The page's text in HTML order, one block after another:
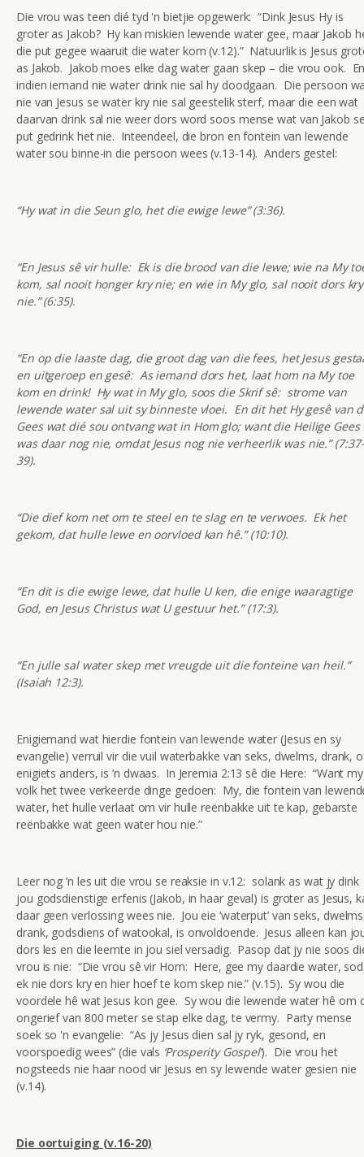
Die vrou was teen dié tyd 'n bietjie opgewerk: “Dink Jesus Hy is
groter as Jakob? Hy kan miskien lewende water gee, maar Jakob
die put gegee waaruit die water kom (v.12).” Natuurlik is Jesus
as Jakob. Jakob moes elke dag water gaan skep – die vrou ook.
indien iemand nie water drink nie sal hy doodgaan. Die persoon
nie van Jesus se water kry nie sal geestelik sterf, maar die een wat
daarvan drink sal nie weer dors word soos mense wat van Jakob
put gedrink het nie. Inteendeel, die bron en fontein van lewende
water sou binne-in die persoon wees (v.13-14). Anders gestel:
“Hy wat in die Seun glo, het die ewige lewe” (3:36).
“En Jesus sê vir hulle: Ek is die brood van die lewe; wie na My
kom, sal nooit honger kry nie; en wie in My glo, sal nooit dors kry
nie.” (6:35).
“En op die laaste dag, die groot dag van die fees, het Jesus
en uitgeroep en gesê: As iemand dors het, laat hom na My toe
kom en drink! Hy wat in My glo, soos die Skrif sê: strome van
lewende water sal uit sy binneste vloei. En dit het Hy gesê van
Gees wat dié sou ontvang wat in Hom glo; want die Heilige Gees
was daar nog nie, omdat Jesus nog nie verheerlik was nie.” (7:37-
39).
“Die dief kom net om te steel en te slag en te verwoes. Ek het
gekom, dat hulle lewe en oorvloed kan hê.” (10:10).
“En dit is die ewige lewe, dat hulle U ken, die enige waaragtige
God, en Jesus Christus wat U gestuur het.” (17:3).
“En julle sal water skep met vreugde uit die fonteine van heil.”
(Isaiah 12:3).
Enigiemand wat hierdie fontein van lewende water (Jesus en sy
evangelie) verruil vir die vuil waterbakke van seks, dwelms, drank,
enigiets anders, is ’n dwaas. In Jeremia 2:13 sê die Here: “Want my
volk het twee verkeerde dinge gedoen: My, die fontein van
water, het hulle verlaat om vir hulle reënbakke uit te kap, gebarste
reënbakke wat geen water hou nie.”
Leer nog ’n les uit die vrou se reaksie in v.12: solank as wat jy dink
jou godsdienstige erfenis (Jakob, in haar geval) is groter as Jesus,
daar geen verlossing wees nie. Jou eie ‘waterput’ van seks,
drank, godsdiens of watookal, is onvoldoende. Jesus alleen kan
dors les en die leemte in jou siel versadig. Pasop dat jy nie soos
vrou is nie: “Die vrou sê vir Hom: Here, gee my daardie water,
ek nie dors kry en hier hoef te kom skep nie.” (v.15). Sy wou die
voordele hê wat Jesus kon gee. Sy wou die lewende water hê om
ongerief van 800 meter se stap elke dag, te vermy. Party mense
soek so 'n evangelie: “As jy Jesus dien sal jy ryk, gesond, en
voorspoedig wees” (die vals ‘Prosperity Gospel’). Die vrou het
nogsteeds nie haar nood vir Jesus en sy lewende water gesien nie
(v.14).
Die oortuiging (v.16-20)